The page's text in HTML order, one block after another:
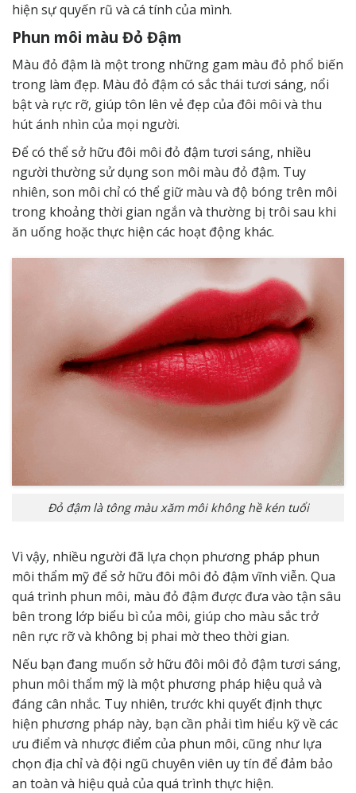
hiện sự quyến rũ và cá tính của mình.
Phun môi màu Đỏ Đậm
Màu đỏ đậm là một trong những gam màu đỏ phổ biến
trong làm đẹp. Màu đỏ đậm có sắc thái tươi sáng, nổi
bật và rực rỡ, giúp tôn lên vẻ đẹp của đôi môi và thu
hút ánh nhìn của mọi người.
Để có thể sở hữu đôi môi đỏ đậm tươi sáng, nhiều
người thường sử dụng son môi màu đỏ đậm. Tuy
nhiên, son môi chỉ có thể giữ màu và độ bóng trên môi
trong khoảng thời gian ngắn và thường bị trôi sau khi
ăn uống hoặc thực hiện các hoạt động khác.
Đỏ đậm là tông màu xăm môi không hề kén tuổi
Vì vậy, nhiều người đã lựa chọn phương pháp phun
môi thẩm mỹ để sở hữu đôi môi đỏ đậm vĩnh viễn. Qua
quá trình phun môi, màu đỏ đậm được đưa vào tận sâu
bên trong lớp biểu bì của môi, giúp cho màu sắc trở
nên rực rỡ và không bị phai mờ theo thời gian.
Nếu bạn đang muốn sở hữu đôi môi đỏ đậm tươi sáng,
phun môi thẩm mỹ là một phương pháp hiệu quả và
đáng cân nhắc. Tuy nhiên, trước khi quyết định thực
hiện phương pháp này, bạn cần phải tìm hiểu kỹ về các
ưu điểm và nhược điểm của phun môi, cũng như lựa
chọn địa chỉ và đội ngũ chuyên viên uy tín để đảm bảo
an toàn và hiệu quả của quá trình thực hiện.